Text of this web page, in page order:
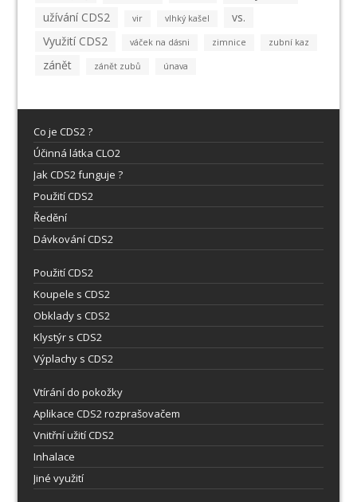
užívání CDS2
vir vlhký kašel
vs.
Využití CDS2
váček na dásni zimnice zubní kaz
zánět zánět zubů únava
Co je CDS2 ?
Účinná látka CLO2
Jak CDS2 funguje ?
Použití CDS2
Ředění
Dávkování CDS2
Použití CDS2
Koupele s CDS2
Obklady s CDS2
Klystýr s CDS2
Výplachy s CDS2
Vtírání do pokožky
Aplikace CDS2 rozprašovačem
Vnitřní užití CDS2
Inhalace
Jiné využití